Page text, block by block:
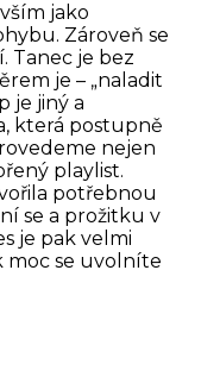
jako
Zároveň se
Tanec je bez
je – „naladit
je jiný a
která postupně
nejen
playlist.
potřebnou
se a prožitku v
je pak velmi
moc se uvolníte